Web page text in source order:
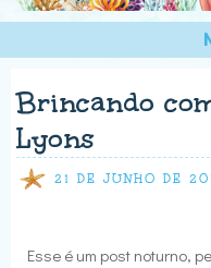
Brincando
Lyons
21 DE JUNHO DE
Esse é um post noturno,